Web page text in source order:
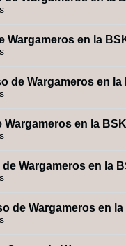
Wargameros en la
de Wargameros en la
Wargameros en la BSK
Wargameros en la
de Wargameros en